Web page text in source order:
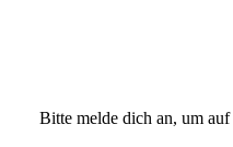
Bitte melde dich an, um